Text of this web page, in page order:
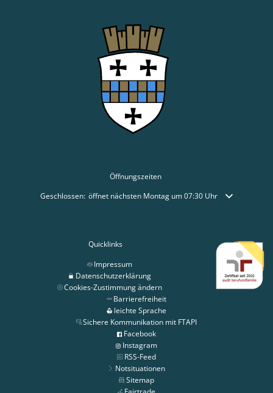
Öffnungszeiten
Klicken, um weitere Öffnungs- oder Schließzeiten auszublenden
Geschlossen: öffnet nächsten Montag um 07:30 Uhr
Quicklinks
Impressum
Datenschutzerklärung
Cookies-Zustimmung ändern
Barrierefreiheit
leichte Sprache
Sichere Kommunikation mit FTAPI
Facebook
Instagram
RSS-Feed
Notsituationen
Sitemap